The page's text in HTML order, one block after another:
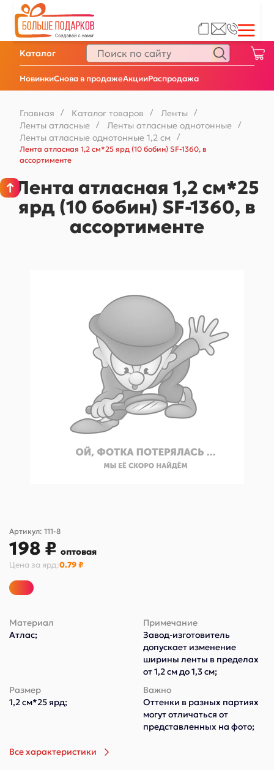
НовинкиСнова в продажеАкцииРаспродажа
Каталог
Главная / Каталог товаров / Ленты /
Ленты атласные / Ленты атласные однотонные /
Ленты атласные однотонные 1,2 см
/
Лента атласная 1,2 см*25 ярд (10 бобин) SF-1360, в
ассортименте
Лента атласная 1,2 см*25
ярд (10 бобин) SF-1360, в
ассортименте
Артикул: 111-8
198 ₽ оптовая
Цена за ярд:0.79 ₽
Материал
Атлас;
Примечание
Завод-изготовитель
допускает изменение
ширины ленты в пределах
от 1,2 см до 1,3 см;
Размер
1,2 см*25 ярд;
Важно
Оттенки в разных партиях
могут отличаться от
представленных на фото;
Все характеристики